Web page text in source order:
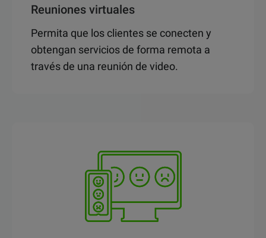
Reuniones virtuales
Permita que los clientes se conecten y
obtengan servicios de forma remota a
través de una reunión de video.